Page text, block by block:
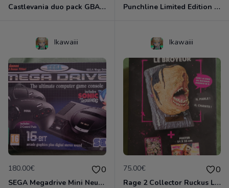
Castlevania duo pack GBA complet VF Punchline Limited Edition EUR Neuf sous Blister
Ikawaiii
180.00€ 0
SEGA Megadrive Mini Neuve 42 jeux 2 manettes
Ikawaiii
75.00€ 0
Rage 2 Collector Ruckus Le Broyeur Neuf